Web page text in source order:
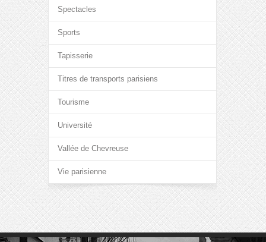
Spectacles
Sports
Tapisserie
Titres de transports parisiens
Tourisme
Université
Vallée de Chevreuse
Vie parisienne